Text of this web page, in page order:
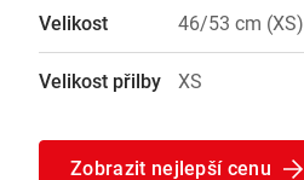
Velikost 46/53 cm (XS)
Velikost přilby XS
Zobrazit nejlepší cenu